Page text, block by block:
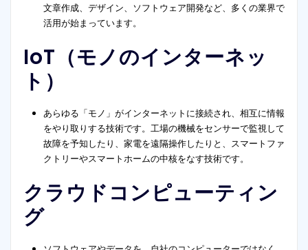
文章作成、デザイン、ソフトウェア開発など、多くの業界で
活用が始まっています。
IoT（モノのインターネッ
ト）
あらゆる「モノ」がインターネットに接続され、相互に情報
をやり取りする技術です。工場の機械をセンサーで監視して
故障を予知したり、家電を遠隔操作したりと、スマートファ
クトリーやスマートホームの中核をなす技術です。
クラウドコンピューティン
グ